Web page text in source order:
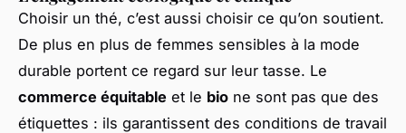
Choisir un thé, c’est aussi choisir ce qu’on soutient.
De plus en plus de femmes sensibles à la mode
durable portent ce regard sur leur tasse. Le
commerce équitable et le bio ne sont pas que des
étiquettes : ils garantissent des conditions de travail